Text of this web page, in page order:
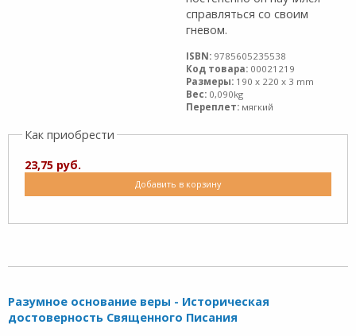
справляться со своим
гневом.
ISBN: 9785605235538
Код товара: 00021219
Размеры: 190 x 220 x 3 mm
Вес: 0,090kg
Переплет: мягкий
Как приобрести
23,75 руб.
Добавить в корзину
Разумное основание веры - Историческая
достоверность Священного Писания